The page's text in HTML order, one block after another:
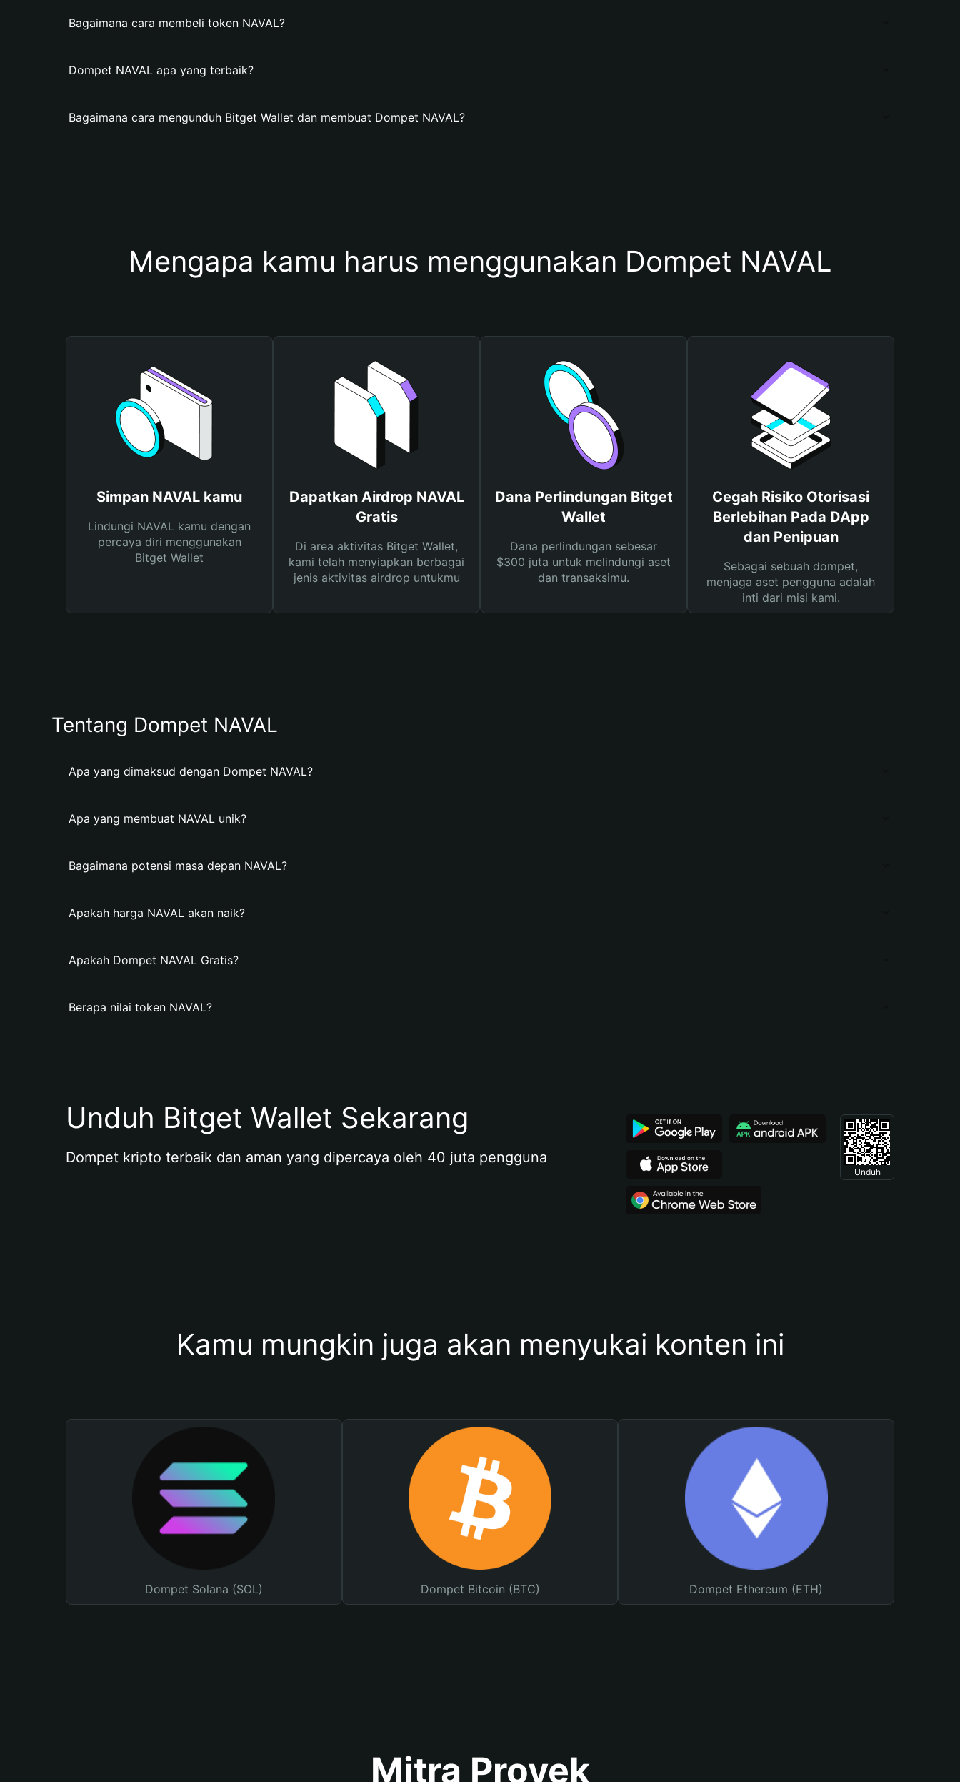
Bagaimana cara membeli token NAVAL?
Dompet NAVAL apa yang terbaik?
Bagaimana cara mengunduh Bitget Wallet dan membuat Dompet NAVAL?
Mengapa kamu harus menggunakan Dompet NAVAL
Simpan NAVAL kamu
Lindungi NAVAL kamu dengan
percaya diri menggunakan
Bitget Wallet
Dapatkan Airdrop NAVAL
Gratis
Di area aktivitas Bitget Wallet,
kami telah menyiapkan berbagai
jenis aktivitas airdrop untukmu
Dana Perlindungan Bitget
Wallet
Dana perlindungan sebesar
$300 juta untuk melindungi aset
dan transaksimu.
Cegah Risiko Otorisasi
Berlebihan Pada DApp
dan Penipuan
Sebagai sebuah dompet,
menjaga aset pengguna adalah
inti dari misi kami.
Tentang Dompet NAVAL
Apa yang dimaksud dengan Dompet NAVAL?
Apa yang membuat NAVAL unik?
Bagaimana potensi masa depan NAVAL?
Apakah harga NAVAL akan naik?
Apakah Dompet NAVAL Gratis?
Berapa nilai token NAVAL?
Unduh Bitget Wallet Sekarang
Dompet kripto terbaik dan aman yang dipercaya oleh 40 juta pengguna
Unduh
Kamu mungkin juga akan menyukai konten ini
Dompet Solana (SOL) Dompet Bitcoin (BTC) Dompet Ethereum (ETH)
Mitra Proyek